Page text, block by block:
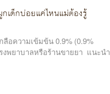
เด็กบ่อยแค่ไหนแม่ต้องรู้
อความเข้มข้น 0.9% (0.9%
งพยาบาลหรือร้านขายยา แนะนำ